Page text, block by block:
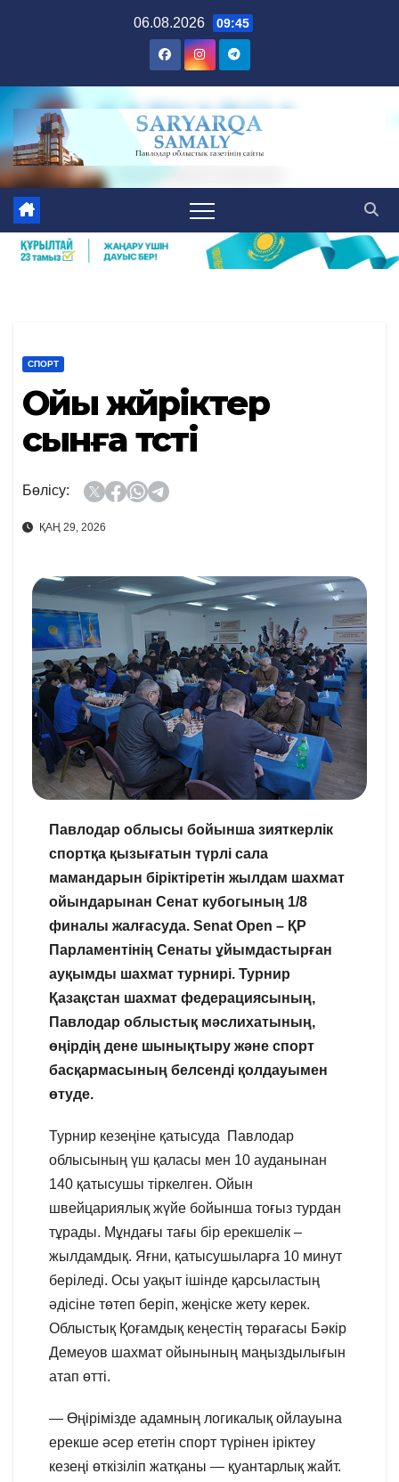
06.08.2026 09:45
СПОРТ
Ойы жүйріктер
сынға түсті
Бөлісу:
ҚАҢ 29, 2026
Павлодар облысы бойынша зияткерлік
спортқа қызығатын түрлі сала
мамандарын біріктіретін жылдам шахмат
ойындарынан Сенат кубогының 1/8
финалы жалғасуда. Senat Open – ҚР
Парламентінің Сенаты ұйымдастырған
ауқымды шахмат турнирі. Турнир
Қазақстан шахмат федерациясының,
Павлодар облыстық мәслихатының,
өңірдің дене шынықтыру және спорт
басқармасының белсенді қолдауымен
өтуде.
Турнир кезеңіне қатысуда Павлодар
облысының үш қаласы мен 10 ауданынан
140 қатысушы тіркелген. Ойын
швейцариялық жүйе бойынша тоғыз турдан
тұрады. Мұндағы тағы бір ерекшелік –
жылдамдық. Яғни, қатысушыларға 10 минут
беріледі. Осы уақыт ішінде қарсыластың
әдісіне төтеп беріп, жеңіске жету керек.
Облыстық Қоғамдық кеңестің төрағасы Бәкір
Демеуов шахмат ойынының маңыздылығын
атап өтті.
— Өңірімізде адамның логикалық ойлауына
ерекше әсер ететін спорт түрінен іріктеу
кезеңі өткізіліп жатқаны — қуантарлық жайт.